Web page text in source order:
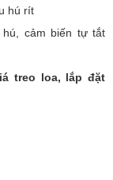
hú rít
hú, cảm biến tự tắt
treo loa, lắp đặt